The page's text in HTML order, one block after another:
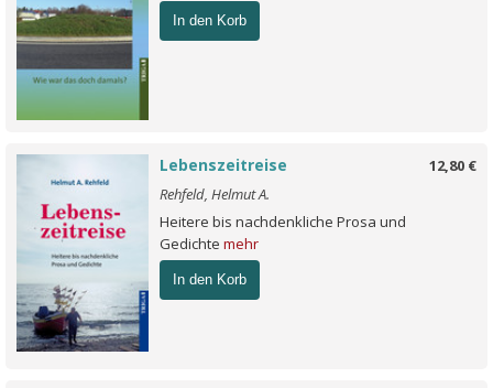
In den Korb
12,80 €
Lebenszeitreise
Rehfeld, Helmut A.
Heitere bis nachdenkliche Prosa und
Gedichte mehr
In den Korb